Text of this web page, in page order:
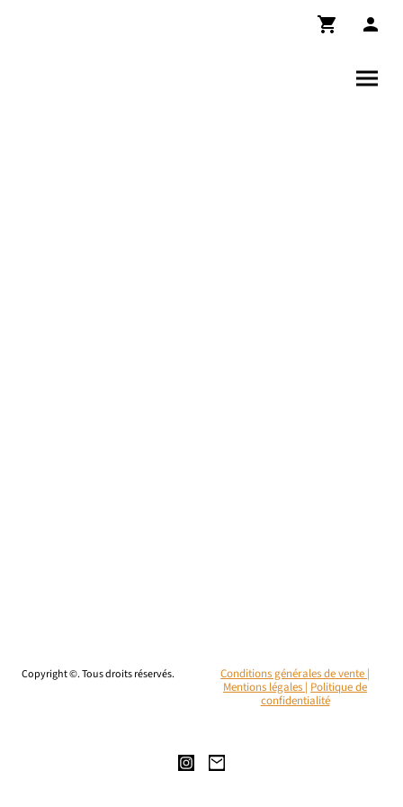
Copyright ©. Tous droits réservés.
Conditions générales de vente |
Mentions légales | Politique de
confidentialité